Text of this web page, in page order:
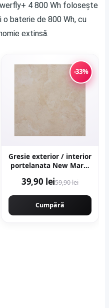
4 800 Wh folosește
o baterie de 800 Wh, cu
extinsă.
-33%
Gresie exterior / interior
portelanata New Marfil
lucioasa rectificata tip
39,90 lei59,90 lei
Cumpără